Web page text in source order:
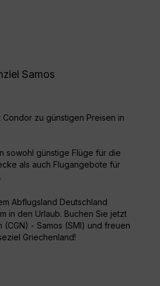
Samos
Condor zu günstigen Preisen in
sowohl günstige Flüge für die
als auch Flugangebote für
Abflugsland Deutschland
in den Urlaub. Buchen Sie jetzt
(CGN) - Samos (SMI) und freuen
Griechenland!